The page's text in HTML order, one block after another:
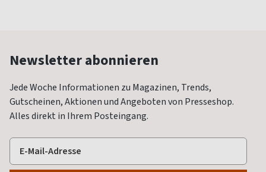
Newsletter abonnieren
Jede Woche Informationen zu Magazinen, Trends,
Gutscheinen, Aktionen und Angeboten von Presseshop.
Alles direkt in Ihrem Posteingang.